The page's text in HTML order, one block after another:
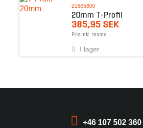
21605800
20mm T-Profil
385,95 SEK
Pris inkl. moms
I lager
+46 107 502 360